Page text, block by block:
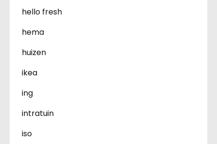
hello fresh
hema
huizen
ikea
ing
intratuin
iso